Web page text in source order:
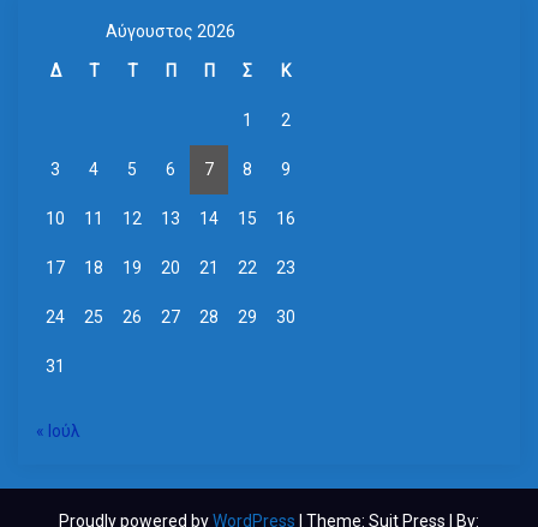
Αύγουστος 2026
Δ Τ Τ Π Π Σ Κ
1 2
3 4 5 6 7 8 9
10 11 12 13 14 15 16
17 18 19 20 21 22 23
24 25 26 27 28 29 30
31
« Ιούλ
Proudly powered byWordPress | Theme: Suit Press | By: